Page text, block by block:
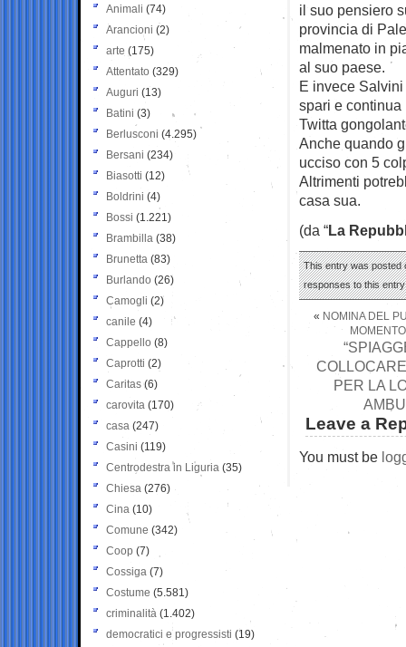
il suo pensiero
provincia di
malmenato in
al suo paese.
E invece
spari e
Twitta
Anche quando
ucciso con 5
Altrimenti
casa sua.
(da “La
This entry was posted
responses to this
« NOMINA DEL
PER LA
Leave a
You must be
Animali (74)
Arancioni (2)
arte (175)
Attentato (329)
Auguri (13)
Batini (3)
Berlusconi (4.295)
Bersani (234)
Biasotti (12)
Boldrini (4)
Bossi (1.221)
Brambilla (38)
Brunetta (83)
Burlando (26)
Camogli (2)
canile (4)
Cappello (8)
Caprotti (2)
Caritas (6)
carovita (170)
casa (247)
Casini (119)
Centrodestra in Liguria (35)
Chiesa (276)
Cina (10)
Comune (342)
Coop (7)
Cossiga (7)
Costume (5.581)
criminalità (1.402)
democratici e progressisti (19)